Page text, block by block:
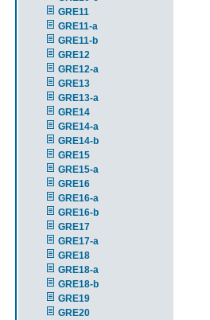
GRE11
GRE11-a
GRE11-b
GRE12
GRE12-a
GRE13
GRE13-a
GRE14
GRE14-a
GRE14-b
GRE15
GRE15-a
GRE16
GRE16-a
GRE16-b
GRE17
GRE17-a
GRE18
GRE18-a
GRE18-b
GRE19
GRE20